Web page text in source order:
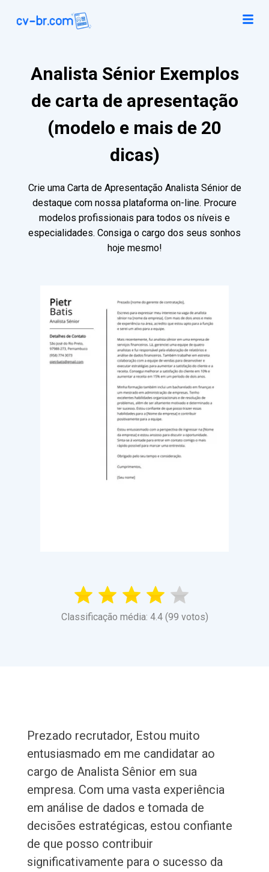
Analista Sénior Exemplos
de carta de apresentação
(modelo e mais de 20
dicas)
Crie uma Carta de Apresentação Analista Sénior de
destaque com nossa plataforma on-line. Procure
modelos profissionais para todos os níveis e
especialidades. Consiga o cargo dos seus sonhos
hoje mesmo!
Classificação média: 4.4 (99 votos)
Prezado recrutador, Estou muito
entusiasmado em me candidatar ao
cargo de Analista Sênior em sua
empresa. Com uma vasta experiência
em análise de dados e tomada de
decisões estratégicas, estou confiante
de que posso contribuir
significativamente para o sucesso da